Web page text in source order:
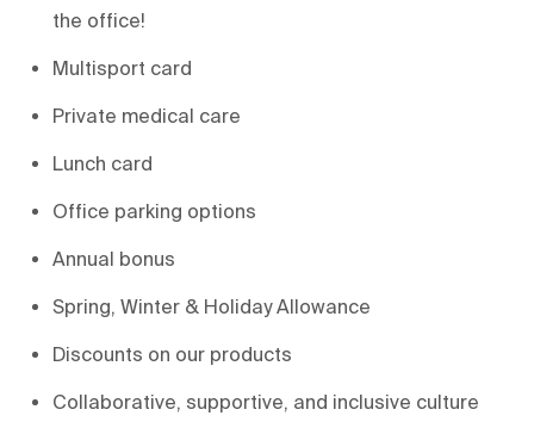
the office!
Multisport card
Private medical care
Lunch card
Office parking options
Annual bonus
Spring, Winter & Holiday Allowance
Discounts on our products
Collaborative, supportive, and inclusive culture